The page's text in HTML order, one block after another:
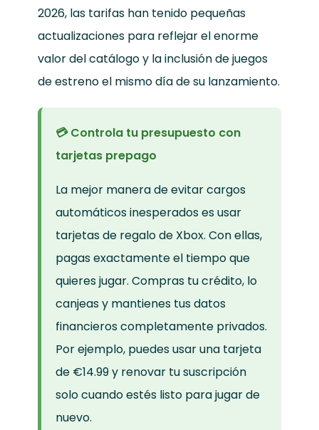
2026, las tarifas han tenido pequeñas
actualizaciones para reflejar el enorme
valor del catálogo y la inclusión de juegos
de estreno el mismo día de su lanzamiento.
💳 Controla tu presupuesto con
tarjetas prepago
La mejor manera de evitar cargos
automáticos inesperados es usar
tarjetas de regalo de Xbox. Con ellas,
pagas exactamente el tiempo que
quieres jugar. Compras tu crédito, lo
canjeas y mantienes tus datos
financieros completamente privados.
Por ejemplo, puedes usar una tarjeta
de €14.99 y renovar tu suscripción
solo cuando estés listo para jugar de
nuevo.